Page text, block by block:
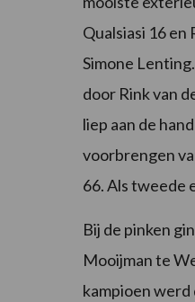
Qualsiasi 16
Simone
door Rink van
liep aan de
voorbrengen
66. Als tweede
Bij de pinken
Mooijman te
kampioen werd